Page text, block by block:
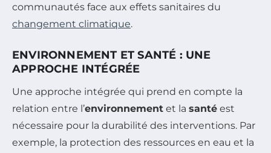
communautés face aux effets sanitaires du
changement climatique.
ENVIRONNEMENT ET SANTÉ : UNE
APPROCHE INTÉGRÉE
Une approche intégrée qui prend en compte la
relation entre l’environnement et la santé est
nécessaire pour la durabilité des interventions. Par
exemple, la protection des ressources en eau et la